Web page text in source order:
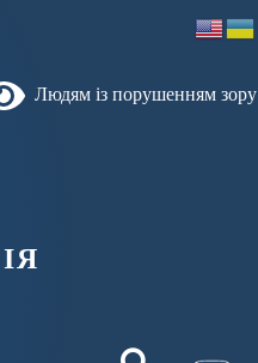
Людям із порушенням зору